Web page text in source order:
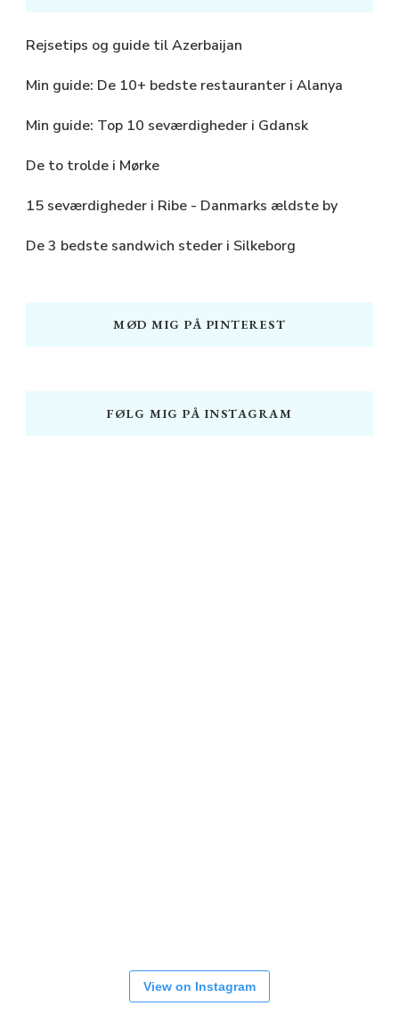
Rejsetips og guide til Azerbaijan
Min guide: De 10+ bedste restauranter i Alanya
Min guide: Top 10 seværdigheder i Gdansk
De to trolde i Mørke
15 seværdigheder i Ribe - Danmarks ældste by
De 3 bedste sandwich steder i Silkeborg
MØD MIG PÅ PINTEREST
FØLG MIG PÅ INSTAGRAM
View on Instagram